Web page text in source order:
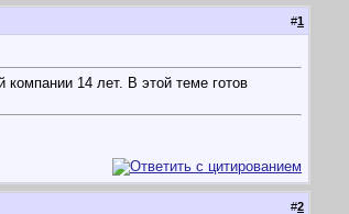
#1
14 лет. В этой теме готов
#2